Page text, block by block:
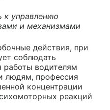
к управлению
и механизмами
действия, при
соблюдать
водителям
людям, профессия
концентрации
реакций